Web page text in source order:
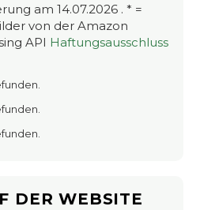
am 14.07.2026 . * =
von der Amazon
API Haftungsausschluss
DER WEBSITE